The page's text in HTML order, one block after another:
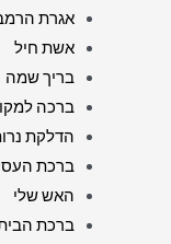
אגרת
אשת חיל
בריך שמה
ברכה
הדלקת
ברכת
האש שלי
ברכת